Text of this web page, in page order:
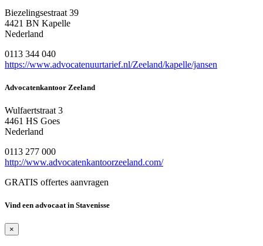
Biezelingsestraat 39
4421 BN Kapelle
Nederland
0113 344 040
https://www.advocatenuurtarief.nl/Zeeland/kapelle/jansen
Advocatenkantoor Zeeland
Wulfaertstraat 3
4461 HS Goes
Nederland
0113 277 000
http://www.advocatenkantoorzeeland.com/
GRATIS offertes aanvragen
Vind een advocaat in Stavenisse
×